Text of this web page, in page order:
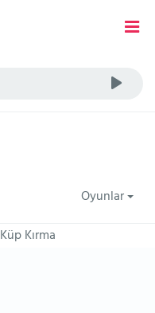
Oyunlar
Küp Kırma